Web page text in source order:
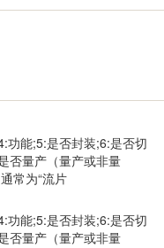
功能;5:是否封装;6:是否切
否量产（量产或非量
常为“流片
功能;5:是否封装;6:是否切
否量产（量产或非量